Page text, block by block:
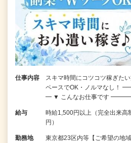
仕事内容
スキマ時間にコツコツ稼ぎた
ペースでOK・ノルマな
━ ▼ こんなお仕事です
給与
時給1,500円以上（完全出来
円）
勤務地
東京都23区内等【ご希望の地